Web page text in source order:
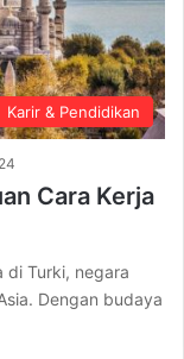
Karir & Pendidikan
24
Cara Kerja
di Turki, negara
Dengan budaya